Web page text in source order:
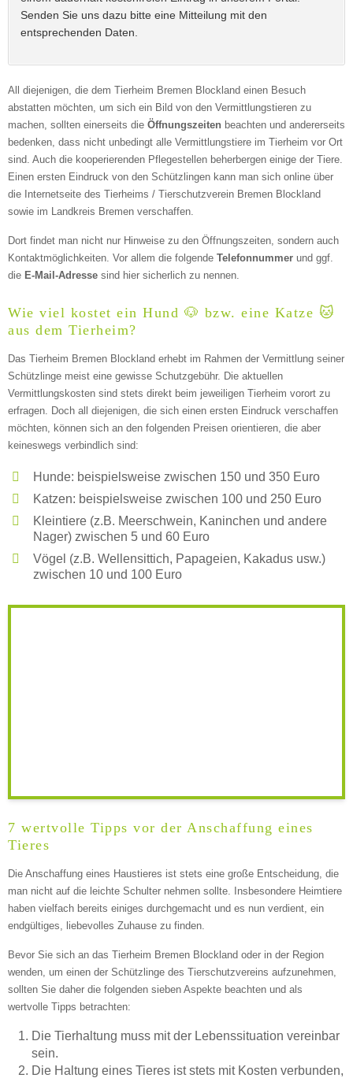
Kontaktmöglichkeiten
E-Mail-Adresse
Telefonnummer
Weitere Informationen zum
Tierheim
Trägerverein
Beschreibung des Tierheims
—
ÖFFNUNGSZEITEN HINZUFÜGEN
Dienstag
Senden Sie uns dazu bitte eine Mitteilung mit den
entsprechenden Daten.
All diejenigen, die dem Tierheim Bremen Blockland einen Besuch
abstatten möchten, um sich ein Bild von den Vermittlungstieren zu
machen, sollten einerseits die Öffnungszeiten beachten und andererseits
bedenken, dass nicht unbedingt alle Vermittlungstiere im Tierheim vor Ort
sind. Auch die kooperierenden Pflegestellen beherbergen einige der Tiere.
Einen ersten Eindruck von den Schützlingen kann man sich online über
die Internetseite des Tierheims / Tierschutzverein Bremen Blockland
sowie im Landkreis Bremen verschaffen.
Dort findet man nicht nur Hinweise zu den Öffnungszeiten, sondern auch
Kontaktmöglichkeiten. Vor allem die folgende Telefonnummer und ggf.
die E-Mail-Adresse sind hier sicherlich zu nennen.
Wie viel kostet ein Hund 🐶 bzw. eine Katze 🐱
aus dem Tierheim?
Das Tierheim Bremen Blockland erhebt im Rahmen der Vermittlung seiner
Schützlinge meist eine gewisse Schutzgebühr. Die aktuellen
Vermittlungskosten sind stets direkt beim jeweiligen Tierheim vorort zu
erfragen. Doch all diejenigen, die sich einen ersten Eindruck verschaffen
möchten, können sich an den folgenden Preisen orientieren, die aber
keineswegs verbindlich sind:
Hunde: beispielsweise zwischen 150 und 350 Euro
Katzen: beispielsweise zwischen 100 und 250 Euro
Kleintiere (z.B. Meerschwein, Kaninchen und andere
Nager) zwischen 5 und 60 Euro
Vögel (z.B. Wellensittich, Papageien, Kakadus usw.)
zwischen 10 und 100 Euro
7 wertvolle Tipps vor der Anschaffung eines
Tieres
Die Anschaffung eines Haustieres ist stets eine große Entscheidung, die
man nicht auf die leichte Schulter nehmen sollte. Insbesondere Heimtiere
haben vielfach bereits einiges durchgemacht und es nun verdient, ein
endgültiges, liebevolles Zuhause zu finden.
Bevor Sie sich an das Tierheim Bremen Blockland oder in der Region
wenden, um einen der Schützlinge des Tierschutzvereins aufzunehmen,
sollten Sie daher die folgenden sieben Aspekte beachten und als
wertvolle Tipps betrachten:
Die Tierhaltung muss mit der Lebenssituation vereinbar
sein.
Die Haltung eines Tieres ist stets mit Kosten verbunden,